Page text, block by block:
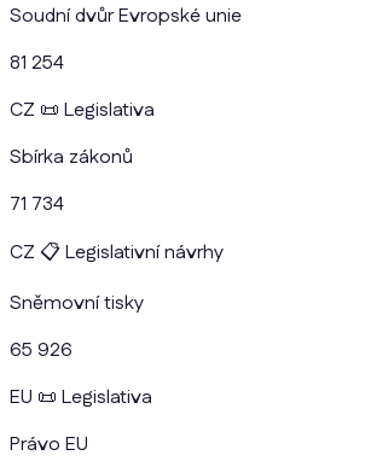
Soudní dvůr Evropské unie
81 254
CZ 📜 Legislativa
Sbírka zákonů
71 734
CZ 📋Legislativní návrhy
Sněmovní tisky
65 926
EU 📜 Legislativa
Právo EU